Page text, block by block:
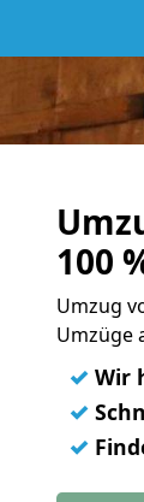
100
Umzug
Umzüge
✓ Wir
✓
✓